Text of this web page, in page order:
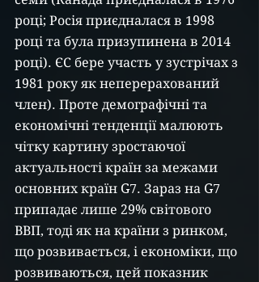
році; Росія приєдналася в 1998
році та була призупинена в 2014
році). ЄС бере участь у зустрічах з
1981 року як неперерахований
член). Проте демографічні та
економічні тенденції малюють
чітку картину зростаючої
актуальності країн за межами
основних країн G7. Зараз на G7
припадає лише 29% світового
ВВП, тоді як на країни з ринком,
що розвивається, і економіки, що
розвиваються, цей показник